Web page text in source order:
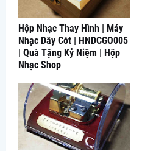
Hộp Nhạc Thay Hình | Máy
Nhạc Dây Cót | HNDCGO005
| Quà Tặng Kỷ Niệm | Hộp
Nhạc Shop